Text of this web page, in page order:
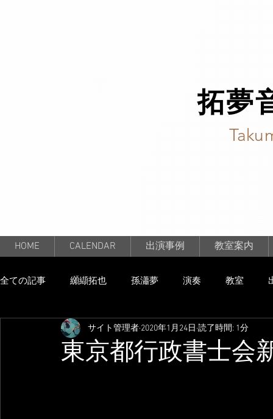
拓夢
HOME CALENDAR 出演事例 教室案内
全ての記事 纐纈拓也 孫瀟夢 演奏 教室
東京都行政書士会
サイト管理者 2020年1月24日 読了時間: 1分